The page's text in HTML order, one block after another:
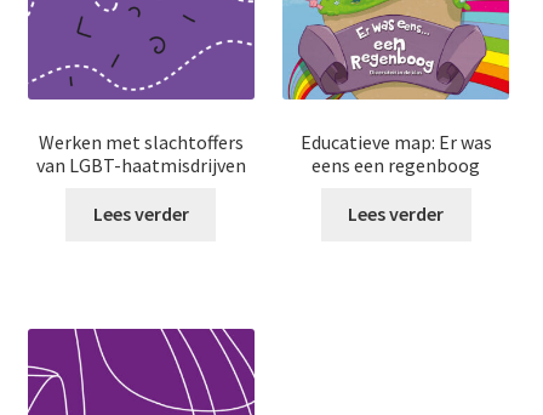
Werken met slachtoffers
van LGBT-haatmisdrijven
Lees verder
Educatieve map: Er was
eens een regenboog
Lees verder